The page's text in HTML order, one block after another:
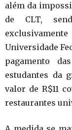
além da
de CLT,
Universidade
pagamento
estudantes da
valor de R$11
restaurantes